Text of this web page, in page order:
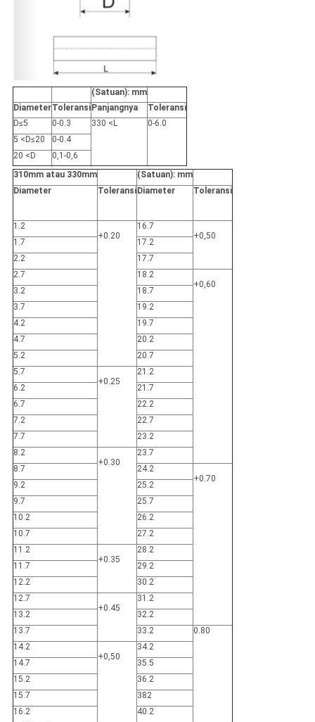
(Satuan): mm
DiameterToleransi Panjangnya
Toleransi
D≤5
0-0.3 330 <L
0-6.0
5 <D≤20
0-0.4
20 <D
0,1-0,6
310mm atau 330mm
(Satuan): mm
Diameter
Toleransi Diameter Toleransi
1.2
+0.20
16.7
+0,50
1.7
17.2
2.2
17.7
2.7
18.2
+0,60
3.2
18.7
3.7
19.2
4.2
19.7
4.7
20.2
5.2
20.7
5.7
+0.25
21.2
6.2
21.7
6.7
22.2
7.2
22.7
7.7
23.2
8.2
+0.30
23.7
8.7
24.2
+0.70
9.2
25.2
9.7
25.7
10.2
26.2
10.7
27.2
11.2
+0.35
28.2
11.7
29.2
12.2
30.2
12.7
+0.45
31.2
13.2
32.2
13.7
33.2
0.80
14.2
+0,50
34.2
14.7
35.5
15.2
36.2
15.7
382
16.2
40.2